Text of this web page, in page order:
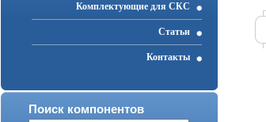
Комплектующие для СКС
Статьи
Контакты
Поиск компонентов